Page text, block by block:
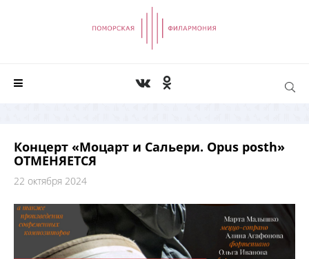
Концерт «Моцарт и Сальери. Opus posth»
ОТМЕНЯЕТСЯ
22 октября 2024